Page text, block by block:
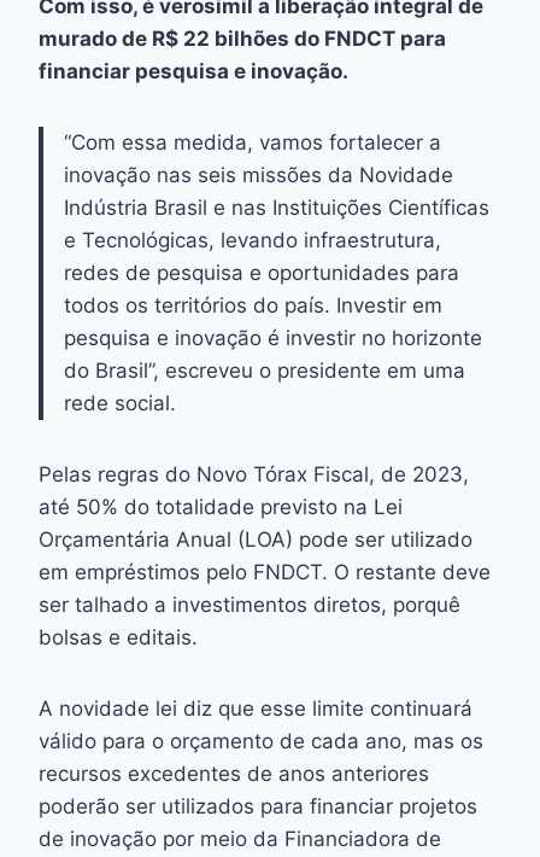
Com isso, é verosímil a liberação integral de
murado de R$ 22 bilhões do FNDCT para
financiar pesquisa e inovação.
“Com essa medida, vamos fortalecer a
inovação nas seis missões da Novidade
Indústria Brasil e nas Instituições Científicas
e Tecnológicas, levando infraestrutura,
redes de pesquisa e oportunidades para
todos os territórios do país. Investir em
pesquisa e inovação é investir no horizonte
do Brasil”, escreveu o presidente em uma
rede social.
Pelas regras do Novo Tórax Fiscal, de 2023,
até 50% do totalidade previsto na Lei
Orçamentária Anual (LOA) pode ser utilizado
em empréstimos pelo FNDCT. O restante deve
ser talhado a investimentos diretos, porquê
bolsas e editais.
A novidade lei diz que esse limite continuará
válido para o orçamento de cada ano, mas os
recursos excedentes de anos anteriores
poderão ser utilizados para financiar projetos
de inovação por meio da Financiadora de